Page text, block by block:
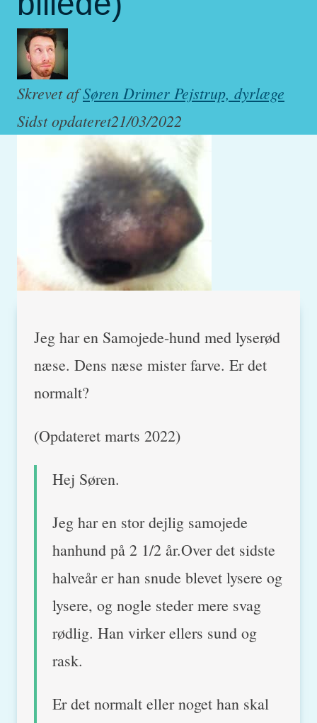
Skrevet afSøren Drimer Pejstrup, dyrlæge
Sidst opdateret21/03/2022
Jeg har en Samojede-hund med lyserød
næse. Dens næse mister farve. Er det
normalt?
(Opdateret marts 2022)
Hej Søren.
Jeg har en stor dejlig samojede
hanhund på 2 1/2 år.Over det sidste
halveår er han snude blevet lysere og
lysere, og nogle steder mere svag
rødlig. Han virker ellers sund og
rask.
Er det normalt eller noget han skal